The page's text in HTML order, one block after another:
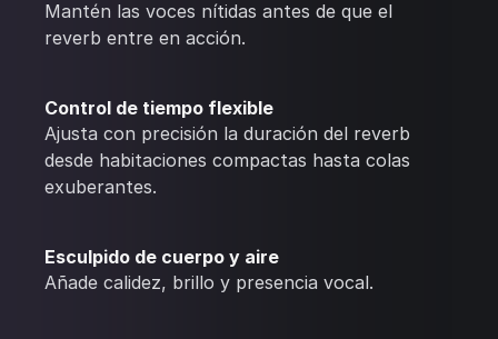
Mantén las voces nítidas antes de que el
reverb entre en acción.
Control de tiempo flexible
Ajusta con precisión la duración del reverb
desde habitaciones compactas hasta colas
exuberantes.
Esculpido de cuerpo y aire
Añade calidez, brillo y presencia vocal.